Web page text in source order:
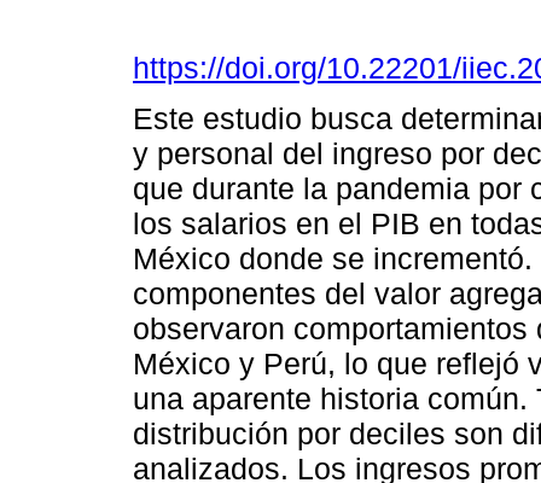
https://doi.org/10.22201/
Este estudio busca
y personal del ingreso por
que durante la pandemia por
los salarios en el PIB en
México donde se
componentes del valor
observaron
México y Perú, lo que reflejó
una aparente historia
distribución por deciles son
analizados. Los ingresos